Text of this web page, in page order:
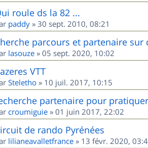
roule ds la 82 ...
paddy » 30 sept. 2010, 08:21
parcours et partenaire sur
lasouze » 05 sept. 2020, 10:02
VTT
Steletho » 10 juil. 2017, 10:15
partenaire pour
croumiguie » 01 juin 2017, 22:02
de rando Pyrénées
lilianeavalletfrance » 13 févr. 2020,